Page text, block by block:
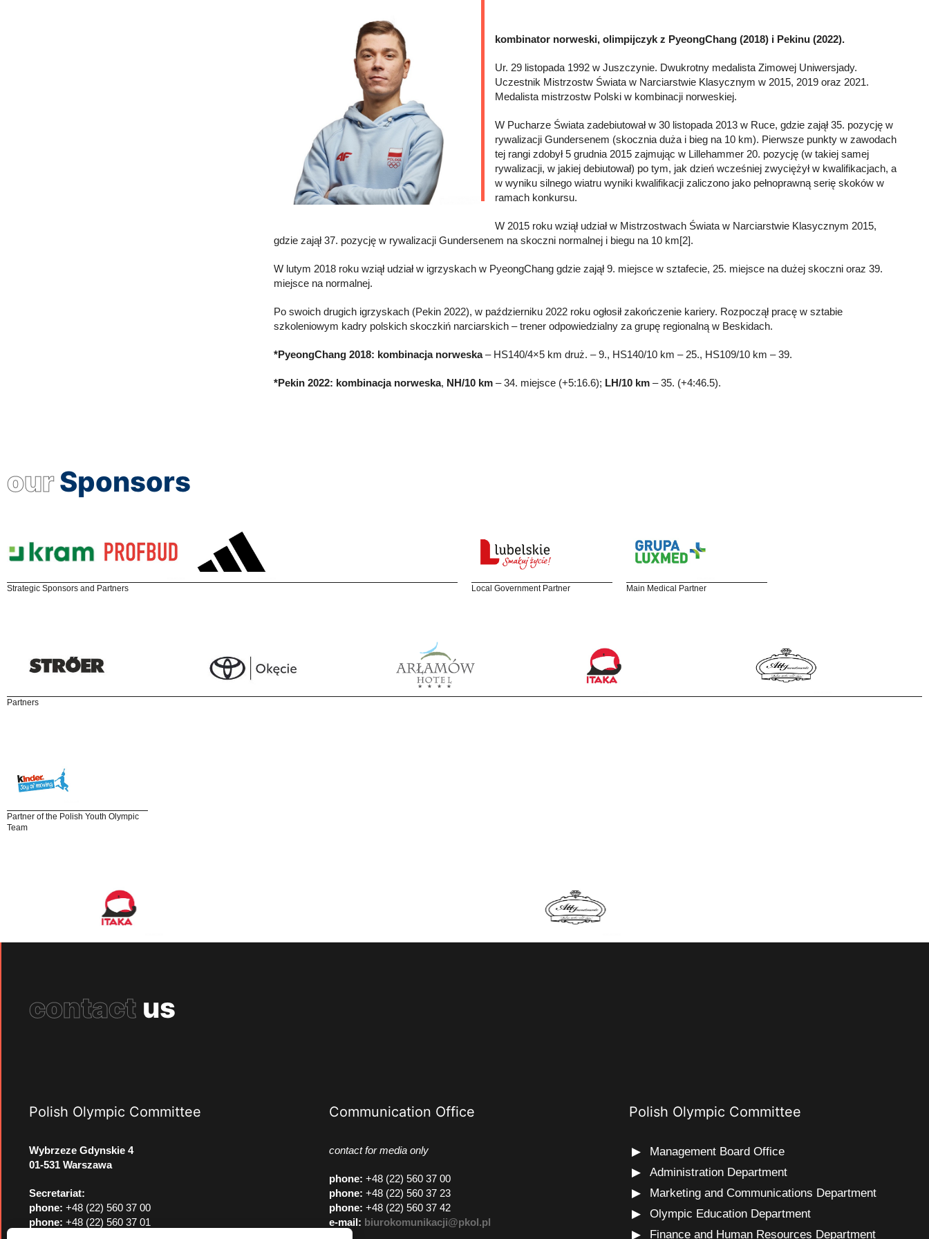
kombinator norweski, olimpijczyk z PyeongChang (2018) i Pekinu (2022).
Ur. 29 listopada 1992 w Juszczynie. Dwukrotny medalista Zimowej Uniwersjady.
Uczestnik Mistrzostw Świata w Narciarstwie Klasycznym w 2015, 2019 oraz 2021.
Medalista mistrzostw Polski w kombinacji norweskiej.
W Pucharze Świata zadebiutował w 30 listopada 2013 w Ruce, gdzie zajął 35. pozycję w
rywalizacji Gundersenem (skocznia duża i bieg na 10 km). Pierwsze punkty w zawodach
tej rangi zdobył 5 grudnia 2015 zajmując w Lillehammer 20. pozycję (w takiej samej
rywalizacji, w jakiej debiutował) po tym, jak dzień wcześniej zwyciężył w kwalifikacjach, a
w wyniku silnego wiatru wyniki kwalifikacji zaliczono jako pełnoprawną serię skoków w
ramach konkursu.
W 2015 roku wziął udział w Mistrzostwach Świata w Narciarstwie Klasycznym 2015,
gdzie zajął 37. pozycję w rywalizacji Gundersenem na skoczni normalnej i biegu na 10 km[2].
W lutym 2018 roku wziął udział w igrzyskach w PyeongChang gdzie zajął 9. miejsce w sztafecie, 25. miejsce na dużej skoczni oraz 39.
miejsce na normalnej.
Po swoich drugich igrzyskach (Pekin 2022), w październiku 2022 roku ogłosił zakończenie kariery. Rozpoczął pracę w sztabie
szkoleniowym kadry polskich skoczkiń narciarskich – trener odpowiedzialny za grupę regionalną w Beskidach.
*PyeongChang 2018: kombinacja norweska– HS140/4×5 km druż. – 9., HS140/10 km – 25., HS109/10 km – 39.
*Pekin 2022: kombinacja norweska, NH/10 km – 34. miejsce (+5:16.6); LH/10 km – 35. (+4:46.5).
ourSponsors
Strategic Sponsors and Partners Local Government Partner Main Medical Partner
Partners
Partner of the Polish Youth Olympic
Team
contact us
Polish Olympic Committee
Wybrzeze Gdynskie 4
01-531 Warszawa
Secretariat:
phone: +48 (22) 560 37 00
phone: +48 (22) 560 37 01
Communication Office
contact for media only
phone: +48 (22) 560 37 00
phone: +48 (22) 560 37 23
phone: +48 (22) 560 37 42
e-mail: biurokomunikacji@pkol.pl
Polish Olympic Committee
Management Board Office
Administration Department
Marketing and Communications Department
Olympic Education Department
Finance and Human Resources Department